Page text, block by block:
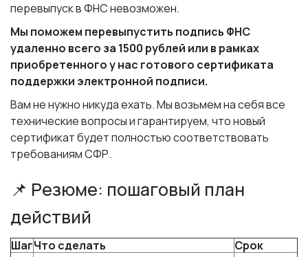
перевыпуск в ФНС невозможен.
Мы поможем перевыпустить подпись ФНС
удаленно всего за 1500 рублей или в рамках
приобретенного у нас готового сертификата
поддержки электронной подписи.
Вам не нужно никуда ехать. Мы возьмем на себя все
технические вопросы и гарантируем, что новый
сертификат будет полностью соответствовать
требованиям СФР.
📌 Резюме: пошаговый план
действий
ШагЧто сделать Срок